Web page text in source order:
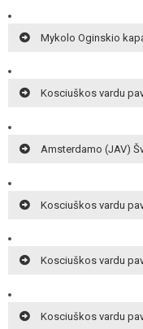
Mykolo Oginskio
Kosciuškos vardu
Amsterdamo (JAV)
Kosciuškos vardu
Kosciuškos vardu
Kosciuškos vardu